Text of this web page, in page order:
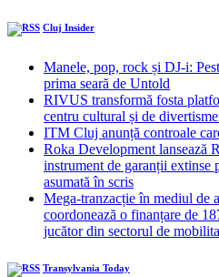
Cluj Insider
Manele, pop, rock și DJ-i:
prima seară de Untold
RIVUS transformă fosta
centru cultural și de
ITM Cluj anunță controale
Roka Development lansează
instrument de garanții extinse
asumată în scris
Mega-tranzacție în mediul de
coordonează o finanțare de
jucător din sectorul de
Transylvania Today